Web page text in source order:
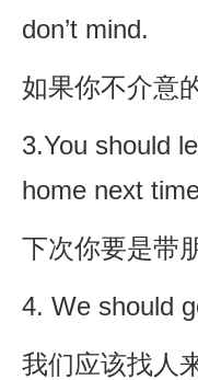
don’t mind.
如果你不介意
3.You should
home next
下次你要是带
4. We should
我们应该找人